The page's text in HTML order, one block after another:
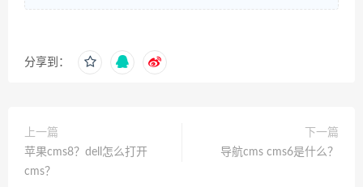
分享到：
上一篇
苹果cms8？dell怎么打开
cms？
下一篇
导航cms cms6是什么？